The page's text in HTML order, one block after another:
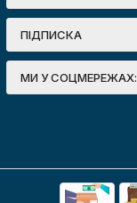
ПІДПИСКА
МИ У СОЦМЕРЕЖАХ: